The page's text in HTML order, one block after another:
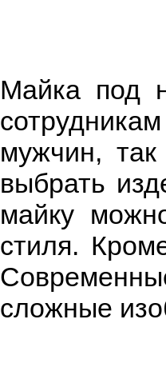
Майка под
мужчин,
выбрать
майку
стиля.
сложные